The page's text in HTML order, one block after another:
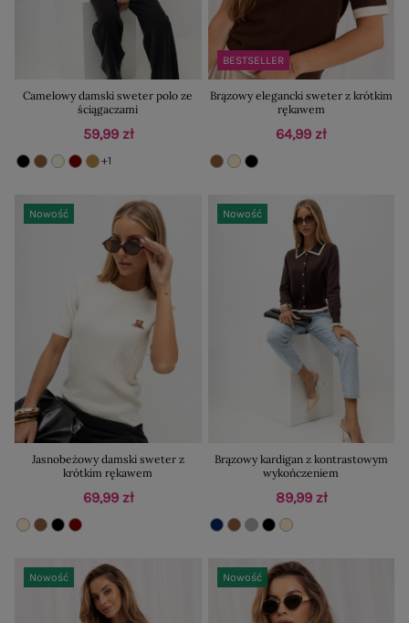
Camelowy damski sweter polo ze
ściągaczami
59,99 zł
+1
BESTSELLER
Brązowy elegancki sweter z krótkim
rękawem
64,99 zł
Nowość
Jasnobeżowy damski sweter z
krótkim rękawem
69,99 zł
Nowość
Brązowy kardigan z kontrastowym
wykończeniem
89,99 zł
Nowość Nowość